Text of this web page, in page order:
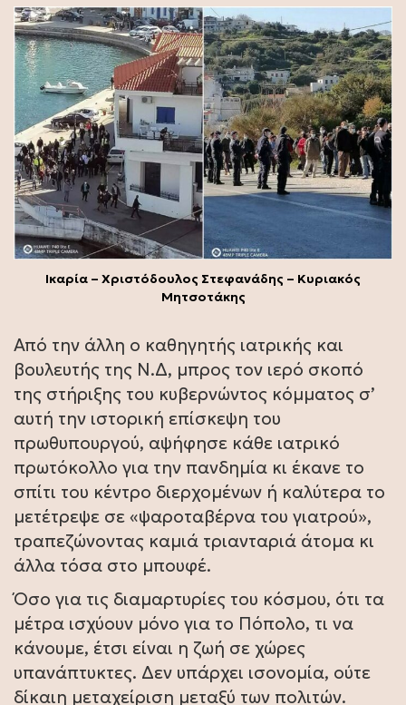
Ικαρία – Χριστόδουλος Στεφανάδης – Κυριακός
Μητσοτάκης
Από την άλλη ο καθηγητής ιατρικής και
βουλευτής της Ν.Δ, μπρος τον ιερό σκοπό
της στήριξης του κυβερνώντος κόμματος σ’
αυτή την ιστορική επίσκεψη του
πρωθυπουργού, αψήφησε κάθε ιατρικό
πρωτόκολλο για την πανδημία κι έκανε το
σπίτι του κέντρο διερχομένων ή καλύτερα το
μετέτρεψε σε «ψαροταβέρνα του γιατρού»,
τραπεζώνοντας καμιά τριανταριά άτομα κι
άλλα τόσα στο μπουφέ.
Όσο για τις διαμαρτυρίες του κόσμου, ότι τα
μέτρα ισχύουν μόνο για το Πόπολο, τι να
κάνουμε, έτσι είναι η ζωή σε χώρες
υπανάπτυκτες. Δεν υπάρχει ισονομία, ούτε
δίκαιη μεταχείριση μεταξύ των πολιτών.